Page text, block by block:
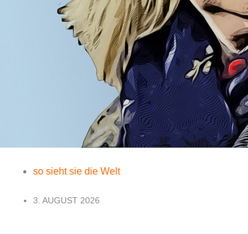
so sieht sie die Welt
3. AUGUST 2026